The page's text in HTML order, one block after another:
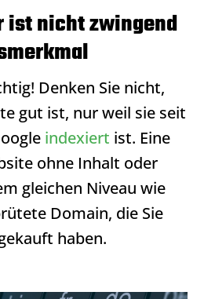
ist nicht zwingend
Denken Sie nicht,
gut ist, nur weil sie seit
indexiert ist. Eine
ohne Inhalt oder
gleichen Niveau wie
Domain, die Sie
haben.